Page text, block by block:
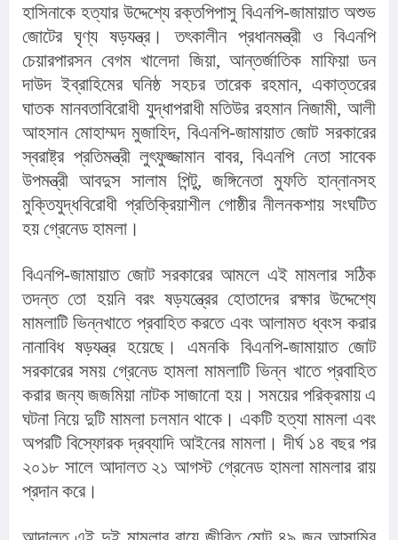
হাসিনাকে হত্যার উদ্দেশ্যে রক্তপিপাসু বিএনপি-জামায়াত অশুভ
জোটের ঘৃণ্য ষড়যন্ত্র। তৎকালীন প্রধানমন্ত্রী ও বিএনপি
চেয়ারপারসন বেগম খালেদা জিয়া, আন্তর্জাতিক মাফিয়া ডন
দাউদ ইব্রাহিমের ঘনিষ্ঠ সহচর তারেক রহমান, একাত্তরের
ঘাতক মানবতাবিরোধী যুদ্ধাপরাধী মতিউর রহমান নিজামী, আলী
আহসান মোহাম্মদ মুজাহিদ, বিএনপি-জামায়াত জোট সরকারের
স্বরাষ্ট্র প্রতিমন্ত্রী লুৎফুজ্জামান বাবর, বিএনপি নেতা সাবেক
উপমন্ত্রী আবদুস সালাম পিন্টু, জঙ্গিনেতা মুফতি হান্নানসহ
মুক্তিযুদ্ধবিরোধী প্রতিক্রিয়াশীল গোষ্ঠীর নীলনকশায় সংঘটিত
হয় গ্রেনেড হামলা।
বিএনপি-জামায়াত জোট সরকারের আমলে এই মামলার সঠিক
তদন্ত তো হয়নি বরং ষড়যন্ত্রের হোতাদের রক্ষার উদ্দেশ্যে
মামলাটি ভিন্নখাতে প্রবাহিত করতে এবং আলামত ধ্বংস করার
নানাবিধ ষড়যন্ত্র হয়েছে। এমনকি বিএনপি-জামায়াত জোট
সরকারের সময় গ্রেনেড হামলা মামলাটি ভিন্ন খাতে প্রবাহিত
করার জন্য জজমিয়া নাটক সাজানো হয়। সময়ের পরিক্রমায় এ
ঘটনা নিয়ে দুটি মামলা চলমান থাকে। একটি হত্যা মামলা এবং
অপরটি বিস্ফোরক দ্রব্যাদি আইনের মামলা। দীর্ঘ ১৪ বছর পর
২০১৮ সালে আদালত ২১ আগস্ট গ্রেনেড হামলা মামলার রায়
প্রদান করে।